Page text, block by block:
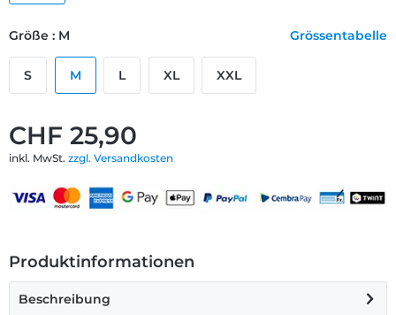
CHF 25,90
inkl. MwSt. zzgl. Versandkosten
Größe : M Grössentabelle
S M L XL XXL
Produktinformationen
Beschreibung